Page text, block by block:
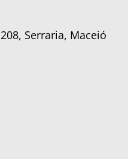
Serraria, Maceió